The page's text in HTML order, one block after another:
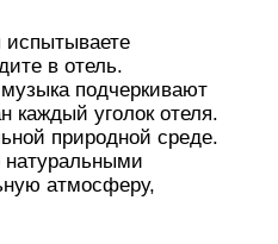
испытываете
в отель.
подчеркивают
каждый уголок отеля.
природной среде.
натуральными
атмосферу,